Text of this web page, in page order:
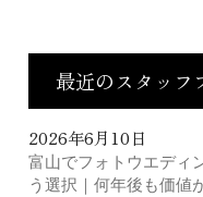
最近のスタッフ
2026年6月10日
富山でフォトウエディ
う選択｜何年後も価値